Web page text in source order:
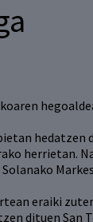
herrietan.
eraiki
dituen San